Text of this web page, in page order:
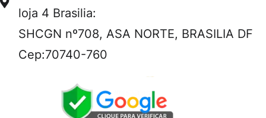
loja 4 Brasilia:
SHCGN nº708, ASA NORTE, BRASILIA DF
Cep:70740-760